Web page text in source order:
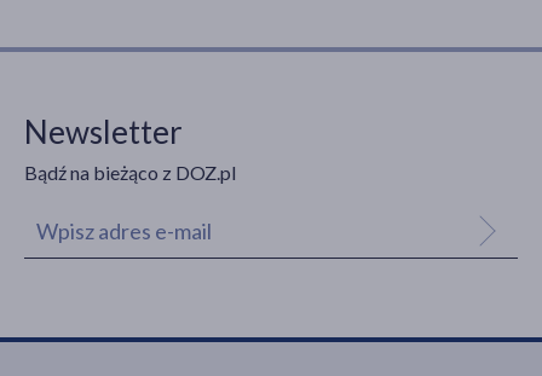
Newsletter
Bądź na bieżąco z DOZ.pl